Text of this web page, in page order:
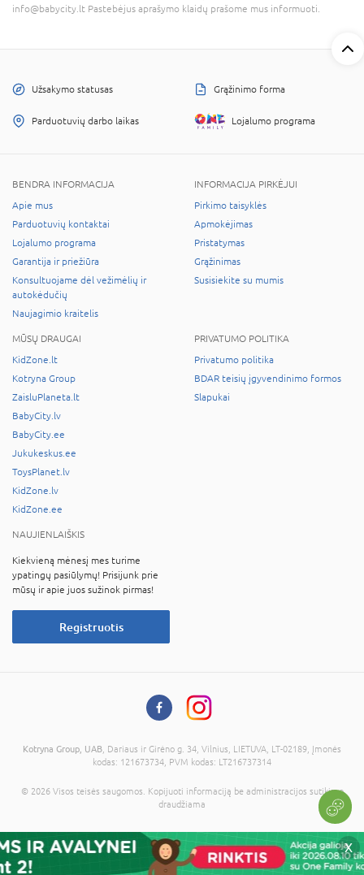
Į krepšelį
info@babycity.lt Pastebėjus aprašymo klaidų prašome mus informuoti.
X
Užsakymo statusas Grąžinimo forma
Parduotuvių darbo laikas Lojalumo programa
BENDRA INFORMACIJA
Apie mus
Parduotuvių kontaktai
Lojalumo programa
Garantija ir priežiūra
Konsultuojame dėl vežimėlių ir
autokėdučių
Naujagimio kraitelis
INFORMACIJA PIRKĖJUI
Pirkimo taisyklės
Apmokėjimas
Pristatymas
Grąžinimas
Susisiekite su mumis
MŪSŲ DRAUGAI
KidZone.lt
Kotryna Group
ZaisluPlaneta.lt
BabyCity.lv
BabyCity.ee
Jukukeskus.ee
ToysPlanet.lv
KidZone.lv
KidZone.ee
PRIVATUMO POLITIKA
Privatumo politika
BDAR teisių įgyvendinimo formos
Slapukai
NAUJIENLAIŠKIS
Kiekvieną mėnesį mes turime
ypatingų pasiūlymų! Prisijunk prie
mūsų ir apie juos sužinok pirmas!
Registruotis
Kotryna Group, UAB , Dariaus ir Girėno g. 34, Vilnius, LIETUVA, LT-02189, Įmonės
kodas: 121673734, PVM kodas: LT216737314
© 2026 Visos teisės saugomos. Kopijuoti informaciją be administracijos sutikimo
draudžiama